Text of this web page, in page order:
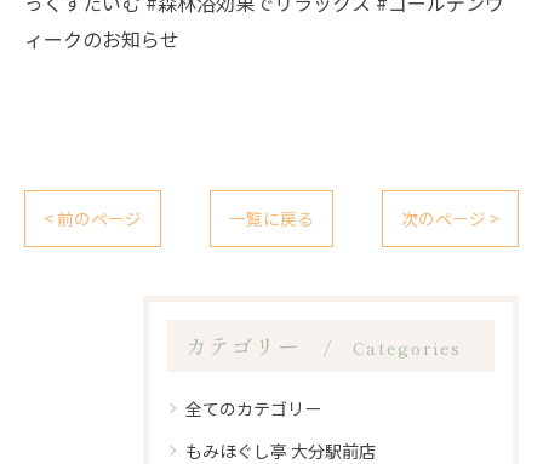
ィークのお知らせ
< 前のページ 一覧に戻る 次のページ >
カテゴリー Categories
全てのカテゴリー
もみほぐし亭 大分駅前店